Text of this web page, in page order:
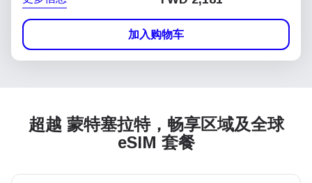
加入购物车
超越 蒙特塞拉特，畅享区域及全球
eSIM 套餐